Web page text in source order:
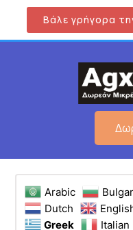
Βάλε γρήγορα
Arabic
Dutch
Greek
Italian